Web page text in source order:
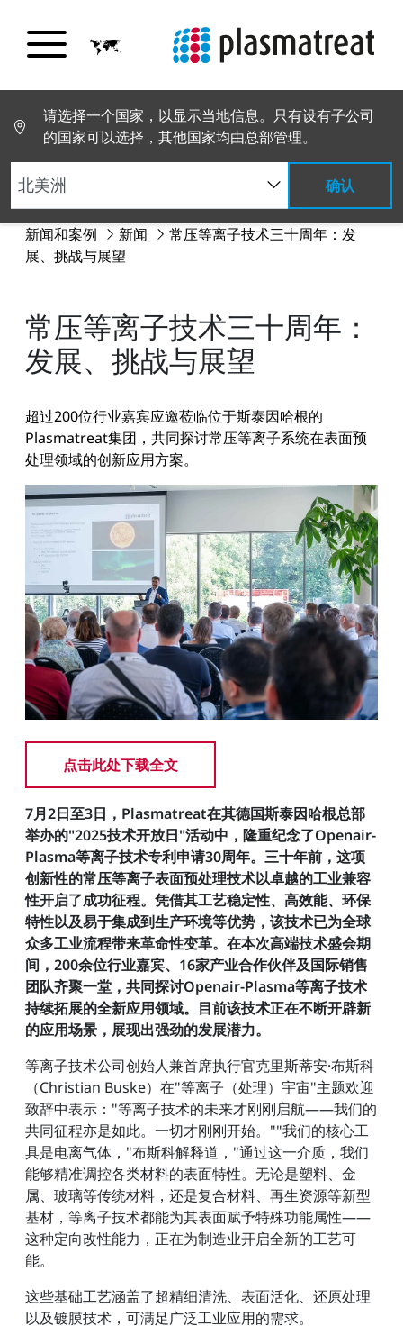
请选择一个国家，以显示当地信息。只有设有子公司
的国家可以选择，其他国家均由总部管理。
确认
新闻和案例 新闻
常压等离子技术三十周年：发
展、挑战与展望
常压等离子技术三十周年：
发展、挑战与展望
超过200位行业嘉宾应邀莅临位于斯泰因哈根的
Plasmatreat集团，共同探讨常压等离子系统在表面预
处理领域的创新应用方案。
点击此处下载全文
7月2日至3日，Plasmatreat在其德国斯泰因哈根总部
举办的"2025技术开放日"活动中，隆重纪念了Openair-
Plasma等离子技术专利申请30周年。三十年前，这项
创新性的常压等离子表面预处理技术以卓越的工业兼容
性开启了成功征程。凭借其工艺稳定性、高效能、环保
特性以及易于集成到生产环境等优势，该技术已为全球
众多工业流程带来革命性变革。在本次高端技术盛会期
间，200余位行业嘉宾、16家产业合作伙伴及国际销售
团队齐聚一堂，共同探讨Openair-Plasma等离子技术
持续拓展的全新应用领域。目前该技术正在不断开辟新
的应用场景，展现出强劲的发展潜力。
等离子技术公司创始人兼首席执行官克里斯蒂安·布斯科
（Christian Buske）在"等离子（处理）宇宙"主题欢迎
致辞中表示："等离子技术的未来才刚刚启航——我们的
共同征程亦是如此。一切才刚刚开始。""我们的核心工
具是电离气体，"布斯科解释道，"通过这一介质，我们
能够精准调控各类材料的表面特性。无论是塑料、金
属、玻璃等传统材料，还是复合材料、再生资源等新型
基材，等离子技术都能为其表面赋予特殊功能属性——
这种定向改性能力，正在为制造业开启全新的工艺可
能。
这些基础工艺涵盖了超精细清洗、表面活化、还原处理
以及镀膜技术，可满足广泛工业应用的需求。